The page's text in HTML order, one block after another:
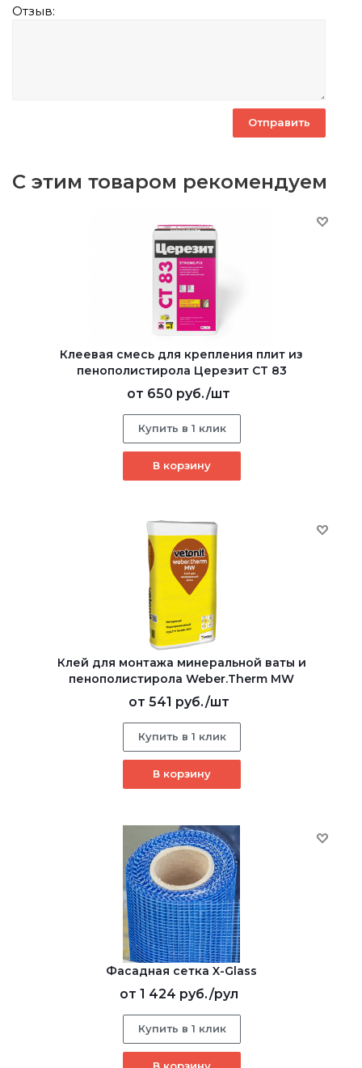
Отзыв:
С этим товаром рекомендуем
Клеевая смесь для крепления плит из
пенополистирола Церезит CT 83
от 650 руб./шт
Купить в 1 клик
В корзину
Клей для монтажа минеральной ваты и
пенополистирола Weber.Therm MW
от 541 руб./шт
Купить в 1 клик
В корзину
Фасадная сетка X-Glass
от 1 424 руб./рул
Купить в 1 клик